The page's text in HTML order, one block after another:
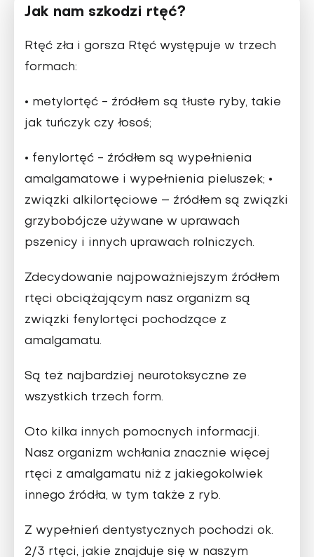
Jak nam szkodzi rtęć?
Rtęć zła i gorsza Rtęć występuje w trzech
formach:
• metylortęć - źródłem są tłuste ryby, takie
jak tuńczyk czy łosoś;
• fenylortęć - źródłem są wypełnienia
amalgamatowe i wypełnienia pieluszek; •
związki alkilortęciowe – źródłem są związki
grzybobójcze używane w uprawach
pszenicy i innych uprawach rolniczych.
Zdecydowanie najpoważniejszym źródłem
rtęci obciążającym nasz organizm są
związki fenylortęci pochodzące z
amalgamatu.
Są też najbardziej neurotoksyczne ze
wszystkich trzech form.
Oto kilka innych pomocnych informacji.
Nasz organizm wchłania znacznie więcej
rtęci z amalgamatu niż z jakiegokolwiek
innego źródła, w tym także z ryb.
Z wypełnień dentystycznych pochodzi ok.
2/3 rtęci, jakie znajduje się w naszym